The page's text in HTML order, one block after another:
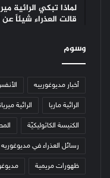
لماذا تبكي الرائية
قالت العذراء شيئاً
وسوم
أخبار مديوغورييه
الرائية ماريا الرائية
الكنيسة الكاثوليكيّة
رسائل العذراء في مديوغوريه
ظهورات مريمية